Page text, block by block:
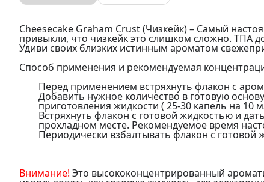
Cheesecake Graham Crust (Чизкейк) – Самый
привыкли, что чизкейк это слишком сложно. ТПА
Удиви своих близких истинным ароматом
Способ применения и рекомендуемая
Перед применением встряхнуть флакон с
Добавить нужное количество в готовую
приготовления жидкости ( 25-30 капель на 10
Встряхнуть флакон с готовой жидкостью и
прохладном месте. Рекомендуемое время
Периодически взбалтывать флакон с готовой
Внимание! Это высококонцентрированный